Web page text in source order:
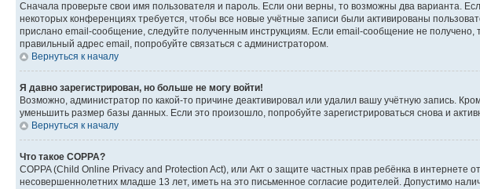
Сначала проверьте свои имя пользователя и пароль. Если они верны, то возможны два варианта.
некоторых конференциях требуется, чтобы все новые учётные записи были активированы
прислано email-сообщение, следуйте полученным инструкциям. Если email-сообщение не
правильный адрес email, попробуйте связаться с администратором.
Вернуться к началу
Я давно зарегистрирован, но больше не могу войти!
Возможно, администратор по какой-то причине деактивировал или удалил вашу учётную запись.
уменьшить размер базы данных. Если это произошло, попробуйте зарегистрироваться снова и
Вернуться к началу
Что такое COPPA?
COPPA (Child Online Privacy and Protection Act), или Акт о защите частных прав ребёнка в
несовершеннолетних младше 13 лет, иметь на это письменное согласие родителей. Допустимо